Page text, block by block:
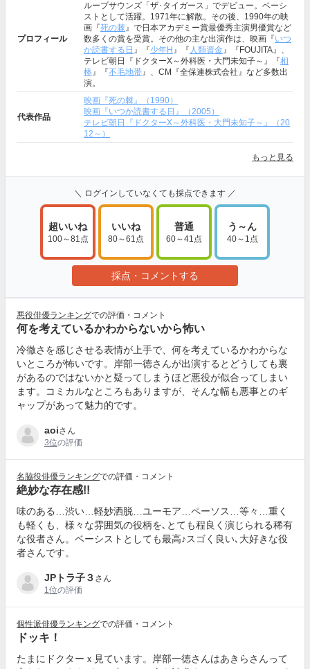
プロフィール
ループサウンズ「ザ･タイガース」でデビュー。ベーシ
ストとして活躍。1971年に解散。その後、1990年の映
画『死の棘』で日本アカデミー賞最優秀主演男優賞など
数多くの賞を受賞。その他の主な出演作は、映画『いつ
か読書する日 』『少年H 』『 人類資金』『FOUJITA』、
テレビ朝日『ドクターX～外科医・大門未知子～』『相
棒』『不毛地帯』、CM『全保連株式会社』など多数出
演。
代表作品
映画『死の棘』（1990）
映画『いつか読書する日』（2005）
テレビ朝日『ドクターX～外科医・大門未知子～』（20
12～）
もっと見る
＼ ログインしていなくても採点できます ／
超いいね
100～81点
いいね
80～61点
普通
60～41点
う～ん
40～1点
採点・コメントする
悪役俳優ランキングでの評価・コメント
何を考えているかわからないから怖い
冷徹さを感じさせる表情が上手で、何を考えているかわからな
いところが怖いです。岸部一徳さんが出演するとどうしても裏
があるのではないかと疑ってしまうほど悪役が似合ってしまい
ます。コミカルなところもありますが、そんな幅も悪事とのギ
ャップがあって魅力的です。
aoiさん
3位の評価
名脇役俳優ランキングでの評価・コメント
絶妙な存在感!!
味のある…渋い…軽妙洒脱…ユーモア…ペーソス…等々…重く
も軽くも、様々な雰囲気の役柄を､とても程良く演じられる稀有
な役者さん。ベーシストとしても最高♪スゴく良い､大好きな役
者さんです。
JPトラ子３ さん
1位の評価
個性派俳優ランキングでの評価・コメント
ドッキ！
たまにドクターｘ見ています。岸部一徳さんはあきらさんって